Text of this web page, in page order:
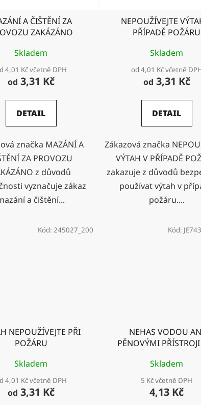
A ČIŠTĚNÍ ZA
ZAKÁZÁNO
Skladem
4,01 Kč včetně DPH
od 3,31 Kč
DETAIL
značka MAZÁNÍ A
ZA PROVOZU
z důvodů
vyznačuje zákaz
a čištění...
NEPOUŽÍVEJTE
PŘÍPADĚ POŽÁRU
Skladem
od 4,01 Kč včetně
od 3,31 Kč
DETAIL
Zákazová značka
VÝTAH V PŘÍPADĚ
zakazuje z důvodů
používat výtah v
požáru....
NEPOUŽÍVEJTE PŘI
POŽÁRU
Skladem
4,01 Kč včetně DPH
od 3,31 Kč
Kód: 245027_200
NEHAS VODOU
PĚNOVÝMI
Skladem
5 Kč včetně DPH
4,13 Kč
Kód: